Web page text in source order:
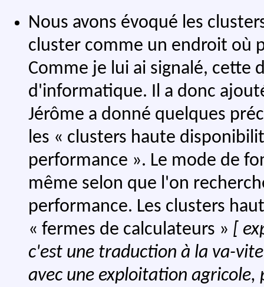
Nous avons évoqué les
cluster comme un endroit où
Comme je lui ai signalé, cette
d'informatique. Il a donc
Jérôme a donné quelques
les « clusters haute
performance ». Le mode de
même selon que l'on
performance. Les clusters
« fermes de calculateurs » [
c'est une traduction à la va-
avec une exploitation agricole,